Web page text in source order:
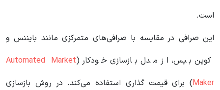
است.
این صرافی در مقایسه با صرافی‌های متمرکزی مانند بایننس و
کوین بیس، از مدل بازسازی خودکار (Automated Market
Maker) برای قیمت گذاری استفاده می‌کند. در روش بازسازی